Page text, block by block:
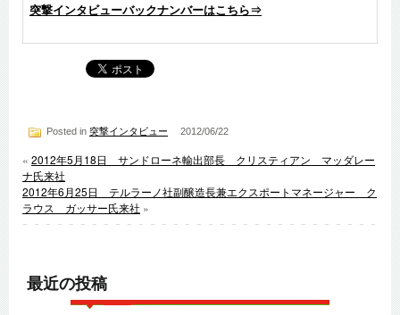
突撃インタビューバックナンバーはこちら⇒
Posted in 突撃インタビュー 2012/06/22
« 2012年5月18日 サンドローネ輸出部長 クリスティアン マッダレー
ナ氏来社
2012年6月25日 テルラーノ社副醸造長兼エクスポートマネージャー ク
ラウス ガッサー氏来社 »
最近の投稿